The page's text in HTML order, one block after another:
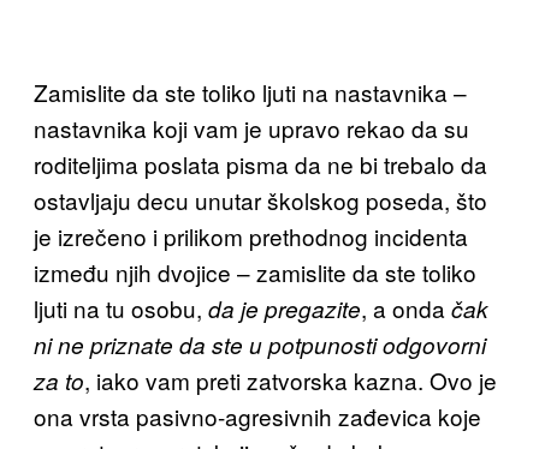
Zamislite da ste toliko ljuti na nastavnika –
nastavnika koji vam je upravo rekao da su
roditeljima poslata pisma da ne bi trebalo da
ostavljaju decu unutar školskog poseda, što
je izrečeno i prilikom prethodnog incidenta
između njih dvojice – zamislite da ste toliko
ljuti na tu osobu, da je pregazite, a ondačak
ni ne priznate da ste u potpunosti odgovorni
za to, iako vam preti zatvorska kazna. Ovo je
ona vrsta pasivno-agresivnih zađevica koje